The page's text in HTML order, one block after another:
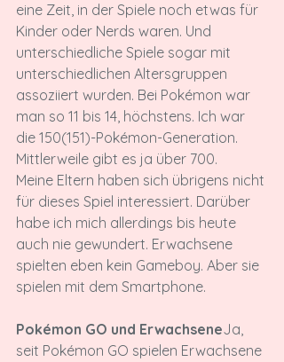
eine Zeit, in der Spiele noch etwas für
Kinder oder Nerds waren. Und
unterschiedliche Spiele sogar mit
unterschiedlichen Altersgruppen
assoziiert wurden. Bei Pokémon war
man so 11 bis 14, höchstens. Ich war
die 150(151)-Pokémon-Generation.
Mittlerweile gibt es ja über 700.
Meine Eltern haben sich übrigens nicht
für dieses Spiel interessiert. Darüber
habe ich mich allerdings bis heute
auch nie gewundert. Erwachsene
spielten eben kein Gameboy. Aber sie
spielen mit dem Smartphone.
Pokémon GO und ErwachseneJa,
seit Pokémon GO spielen Erwachsene